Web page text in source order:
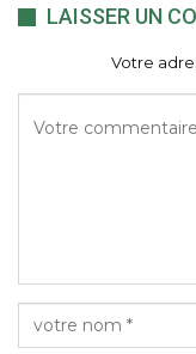
LAISSER UN
Votre